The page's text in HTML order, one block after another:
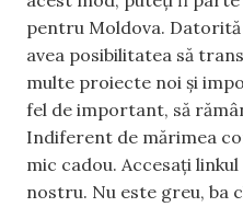
pentru Moldova.
avea posibilitatea să
multe proiecte noi și
fel de important, să
Indiferent de mărimea
mic cadou. Accesați
nostru. Nu este greu, ba